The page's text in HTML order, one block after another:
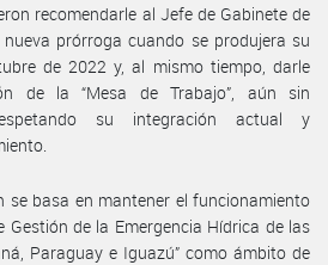
recomendarle al Jefe de Gabinete de
prórroga cuando se produjera su
de 2022 y, al mismo tiempo, darle
de la “Mesa de Trabajo”, aún sin
su integración actual y
se basa en mantener el funcionamiento
Gestión de la Emergencia Hídrica de las
Paraguay e Iguazú” como ámbito de